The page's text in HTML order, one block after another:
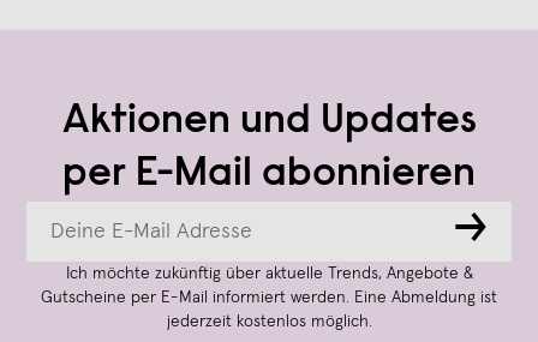
Aktionen und Updates
per E-Mail abonnieren
→
Ich möchte zukünftig über aktuelle Trends, Angebote &
Gutscheine per E-Mail informiert werden. Eine Abmeldung ist
jederzeit kostenlos möglich.